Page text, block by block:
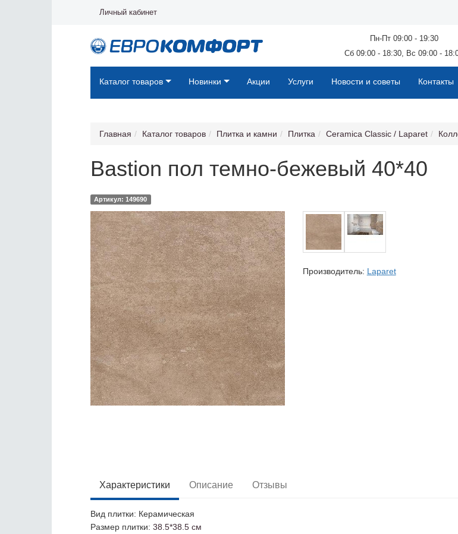
Личный кабинет
Пн-Пт 09:00 - 19:30
Сб 09:00 - 18:30, Вс 09:00 -
Каталог товаров Новинки Акции Услуги Новости и советы Контакты
Главная Каталог товаров Плитка и камни Плитка Ceramica Classic / Laparet
Bastion пол темно-бежевый 40*40
Артикул: 149690
Производитель: Laparet
Характеристики Описание Отзывы
Вид плитки: Керамическая
Размер плитки: 38.5*38.5 см